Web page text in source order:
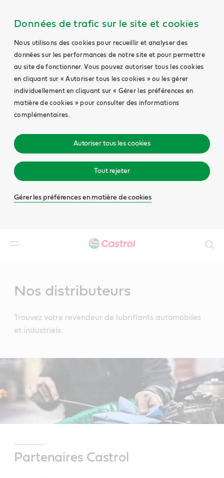
Données de trafic sur le site et cookies
Nous utilisons des cookies pour recueillir et analyser des
données sur les performances de notre site et pour permettre
au site de fonctionner. Vous pouvez autoriser tous les cookies
en cliquant sur « Autoriser tous les cookies » ou les gérer
individuellement en cliquant sur « Gérer les préférences en
matière de cookies » pour consulter des informations
complémentaires.
Autoriser tous les cookies
Tout rejeter
Gérer les préférences en matière de cookies
Nos distributeurs
Trouvez votre revendeur de lubrifiants automobiles
et industriels.
Partenaires Castrol